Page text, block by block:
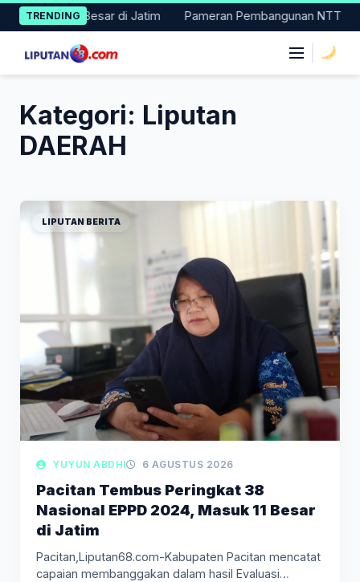
Skip
to
content
TRENDING
11 Besar di Jatim Pameran Pembangunan NTT Didorong
Kategori: Liputan
DAERAH
LIPUTAN BERITA
YUYUN ABDHI 6 AGUSTUS 2026
Pacitan Tembus Peringkat 38
Nasional EPPD 2024, Masuk 11 Besar
di Jatim
Pacitan,Liputan68.com-Kabupaten Pacitan mencatat
capaian membanggakan dalam hasil Evaluasi